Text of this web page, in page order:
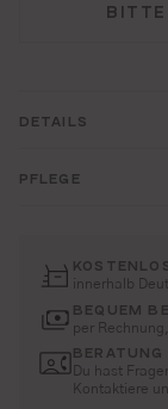
BITTE
DETAILS
PFLEGE
innerhalb
BEQUEM
per
BERATUNG
Du hast
Kontaktiere